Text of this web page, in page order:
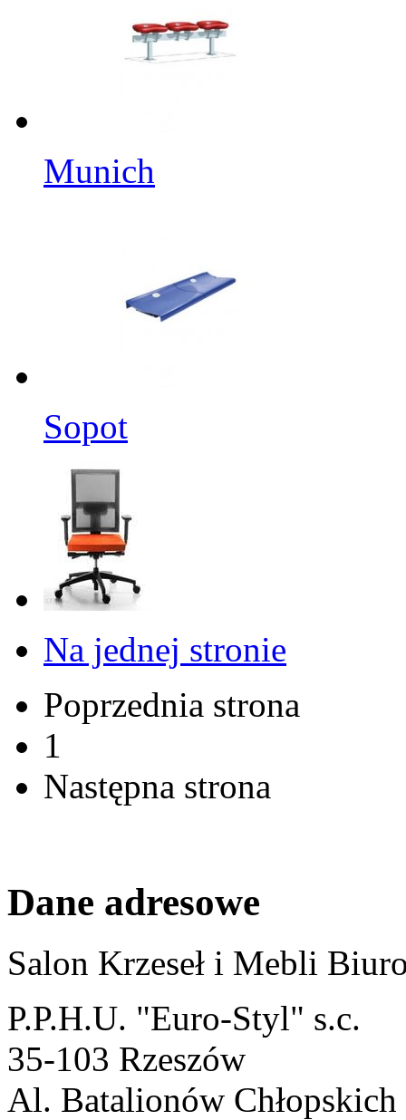
Munich
Sopot
Na jednej stronie
Poprzednia strona
1
Następna strona
Dane adresowe
Salon Krzeseł i Mebli
P.P.H.U. "Euro-Styl" s.c.
35-103 Rzeszów
Al. Batalionów